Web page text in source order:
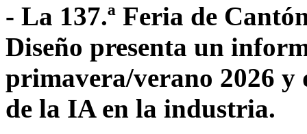
- La 137.ª Feria de
Diseño presenta un
primavera/verano 2026 y
de la IA en la industria.